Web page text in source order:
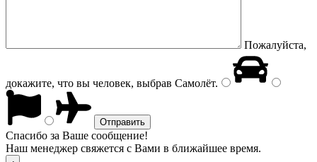
Пожалуйста,
докажите, что вы человек, выбрав Самолёт.
Спасибо за Ваше сообщение!
Наш менеджер свяжется с Вами в ближайшее время.